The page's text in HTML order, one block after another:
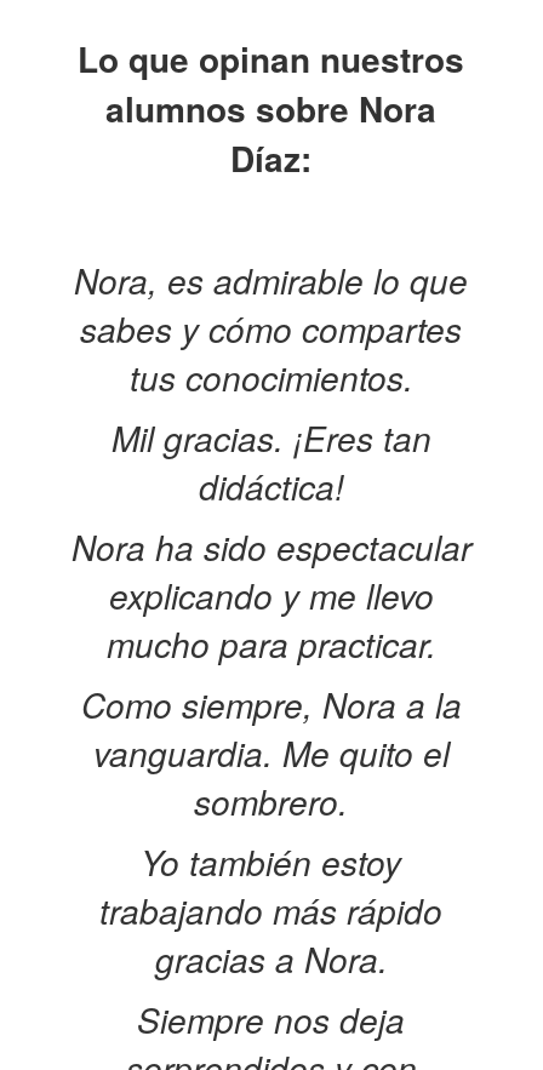
Lo que opinan nuestros
alumnos sobre Nora
Díaz:
Nora, es admirable lo que
sabes y cómo compartes
tus conocimientos.
Mil gracias. ¡Eres tan
didáctica!
Nora ha sido espectacular
explicando y me llevo
mucho para practicar.
Como siempre, Nora a la
vanguardia. Me quito el
sombrero.
Yo también estoy
trabajando más rápido
gracias a Nora.
Siempre nos deja